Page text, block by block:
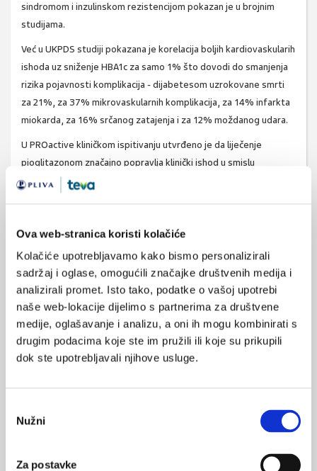
Ova web-stranica koristi kolačiće
Kolačiće upotrebljavamo kako bismo personalizirali
sadržaj i oglase, omogućili značajke društvenih medija i
analizirali promet. Isto tako, podatke o vašoj upotrebi
naše web-lokacije dijelimo s partnerima za društvene
medije, oglašavanje i analizu, a oni ih mogu kombinirati s
drugim podacima koje ste im pružili ili koje su prikupili
dok ste upotrebljavali njihove usluge.
pristanka
Nužni
Za postavke
sindromom i inzulinskom rezistencijom pokazan je u brojnim
studijama.
Već u UKPDS studiji pokazana je korelacija boljih kardiovaskularih
ishoda uz sniženje HBA1c za samo 1% što dovodi do smanjenja
rizika pojavnosti komplikacija - dijabetesom uzrokovane smrti
za 21%, za 37% mikrovaskularnih komplikacija, za 14% infarkta
miokarda, za 16% srčanog zatajenja i za 12% moždanog udara.
U PROactive kliničkom ispitivanju utvrđeno je da liječenje
pioglitazonom značajno popravlja klinički ishod u smislu
smanjenja ukupne smrtnosti, nefatalnog infarkta miokarda i
kiselina iz mišića i jetre u periferno masno tkivo, što rezultira
boljom utilizacijom glukoze u perifernim tkivima. PPAR receptori
povećavaju osjetljivost tkiva na inzulin. Dva su međusobno
neovisna mehanizma kojima tiazolidindioni smanjuju inzulinsku
rezistenciju preko aktivacije PPAR receptora. Tiazolidindioni
pojačavaju aktivnost nosača za glukozu Glut4 u masnom tkivu i
smanjuju razinu citokina koji povećavaju inzulinsku rezistenciju u
jetri i mišićima, a s druge strane direktnim učinkom utječu na
tkivima.